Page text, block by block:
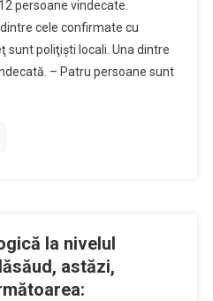
Nivelul
Judeţului
Bistriţa-
Năsăud,
persoane vindecate.
cele confirmate cu
sunt poliţişti locali. Una dintre
– Patru persoane sunt
la nivelul
astăzi,